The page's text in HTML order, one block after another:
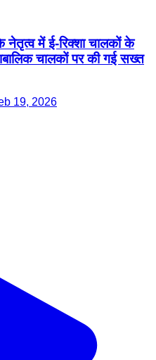
नेतृत्व में ई-रिक्शा चालकों के
चालकों पर की गई सख्त
19, 2026